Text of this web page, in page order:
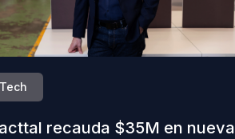
Tech
recauda $35M en nueva